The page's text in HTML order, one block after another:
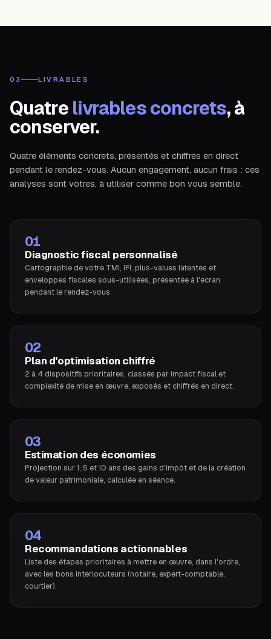
03 LIVRABLES
Quatre livrables concrets, à
conserver.
Quatre éléments concrets, présentés et chiffrés en direct
pendant le rendez-vous. Aucun engagement, aucun frais : ces
analyses sont vôtres, à utiliser comme bon vous semble.
01
Diagnostic fiscal personnalisé
Cartographie de votre TMI, IFI, plus-values latentes et
enveloppes fiscales sous-utilisées, présentée à l'écran
pendant le rendez-vous.
02
Plan d'optimisation chiffré
2 à 4 dispositifs prioritaires, classés par impact fiscal et
complexité de mise en œuvre, exposés et chiffrés en direct.
03
Estimation des économies
Projection sur 1, 5 et 10 ans des gains d'impôt et de la création
de valeur patrimoniale, calculée en séance.
04
Recommandations actionnables
Liste des étapes prioritaires à mettre en œuvre, dans l'ordre,
avec les bons interlocuteurs (notaire, expert-comptable,
courtier).